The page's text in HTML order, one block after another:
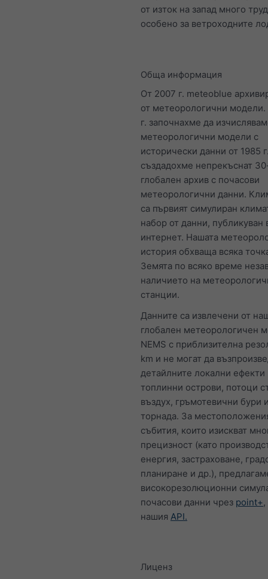
от изток на запад много
особено за ветроходните
Обща информация
От 2007 г. meteoblue
от метеорологични
г. започнахме да
метеорологични модели с
исторически данни от 1985
създадохме непрекъснат
глобален архив с почасови
метеорологични данни.
са първият симулиран
набор от данни, публикуван
интернет. Нашата
история обхваща всяка
Земята по всяко време
наличието на
станции.
Данните са извлечени от
глобален метеорологичен
NEMS с приблизителна
km и не могат да
детайлните локални ефекти
топлинни острови, потоци
въздух, гръмотевични бури
торнада. За
събития, които изискват
прецизност (като
енергия, застраховане,
планиране и др.),
високорезолюционни
почасови данни чрез point+,
нашия API.
Лиценз